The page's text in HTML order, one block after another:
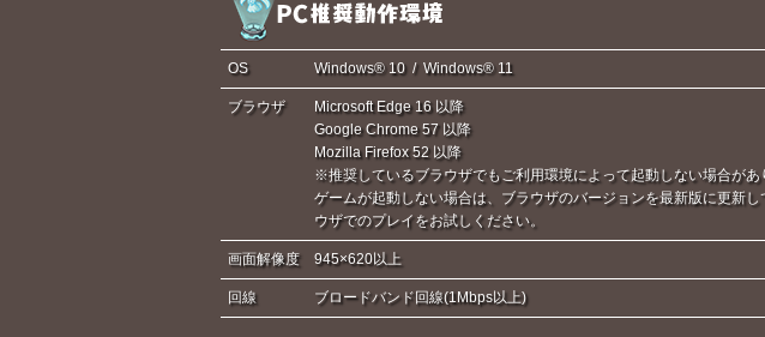
OS Windows® 10 / Windows® 11
ブラウザ
Microsoft Edge 16 以降
Google Chrome 57 以降
Mozilla Firefox 52 以降
※推奨しているブラウザでもご利用環境によって起動しない場合があ
ゲームが起動しない場合は、ブラウザのバージョンを最新版に更新
ウザでのプレイをお試しください。
画面解像度 945×620以上
回線 ブロードバンド回線(1Mbps以上)